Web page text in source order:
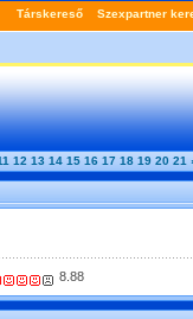
12 13 14 15 16 17 18 19 20 21
8.88